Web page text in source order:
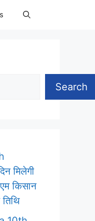
Search
मिलेगी
किसान